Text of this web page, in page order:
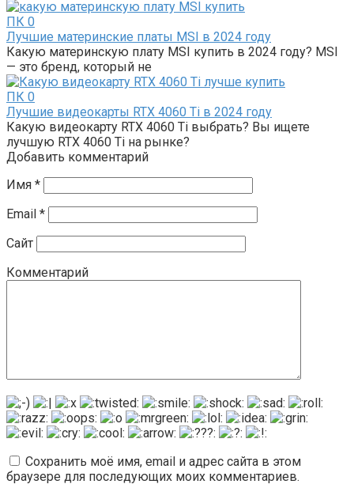
ПК 0
Лучшие материнские платы MSI в 2024 году
Какую материнскую плату MSI купить в 2024 году? MSI
— это бренд, который не
ПК 0
Лучшие видеокарты RTX 4060 Ti в 2024 году
Какую видеокарту RTX 4060 Ti выбрать? Вы ищете
лучшую RTX 4060 Ti на рынке?
Добавить комментарий
Имя *
Email *
Сайт
Комментарий
Сохранить моё имя, email и адрес сайта в этом
браузере для последующих моих комментариев.